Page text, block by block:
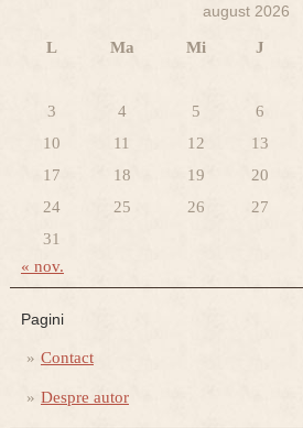
august 2026
L Ma Mi J
3
4 5 6
10
11 12 13
17
18 19 20
24
25 26 27
31
« nov.
Pagini
Contact
Despre autor